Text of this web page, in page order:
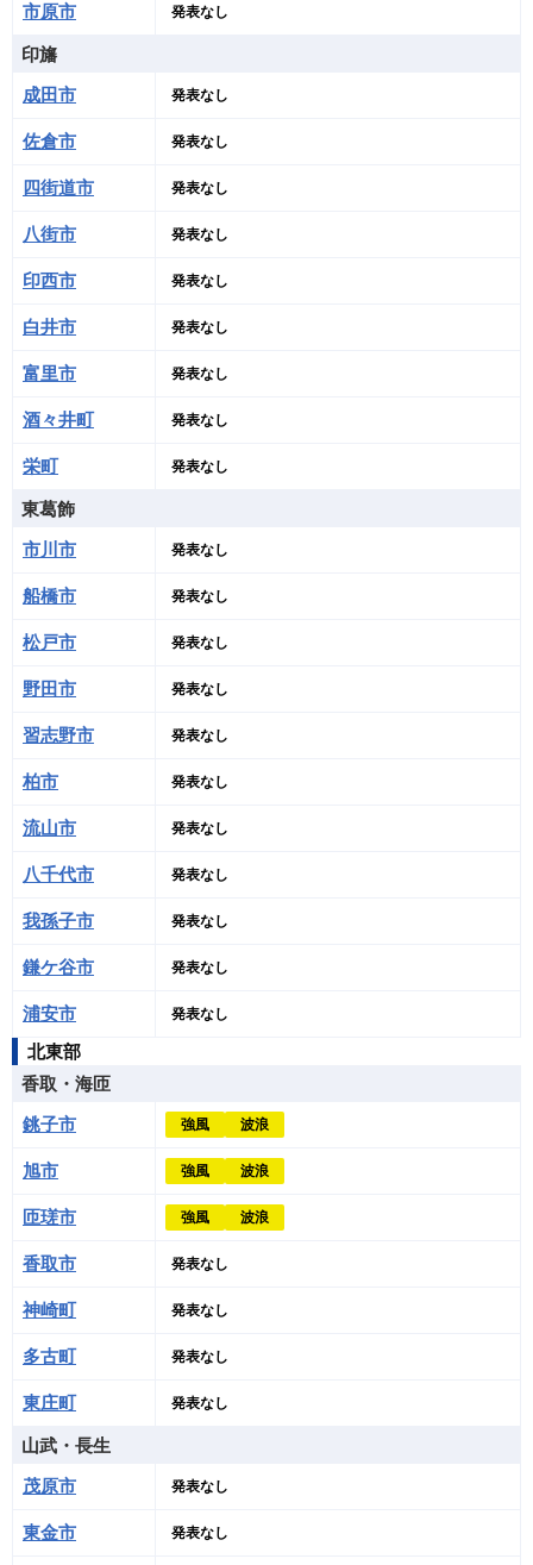
市原市 発表なし
印旛
成田市
発表なし
佐倉市 発表なし
四街道市 発表なし
八街市 発表なし
印西市 発表なし
白井市 発表なし
富里市 発表なし
酒々井町 発表なし
栄町 発表なし
東葛飾
市川市
発表なし
船橋市 発表なし
松戸市 発表なし
野田市 発表なし
習志野市 発表なし
柏市 発表なし
流山市 発表なし
八千代市 発表なし
我孫子市 発表なし
鎌ケ谷市 発表なし
浦安市 発表なし
北東部
香取・海匝
銚子市
強風 波浪
旭市 強風 波浪
匝瑳市 強風 波浪
香取市 発表なし
神崎町 発表なし
多古町 発表なし
東庄町 発表なし
山武・長生
茂原市
発表なし
東金市 発表なし